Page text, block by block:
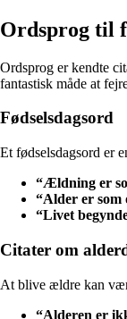
Ordsprog til
Ordsprog er kendte
fantastisk måde at
Fødselsdagsord
Et fødselsdagsord er
“Ældning er
“Alder er som
“Livet
Citater om
At blive ældre kan
“Alderen er